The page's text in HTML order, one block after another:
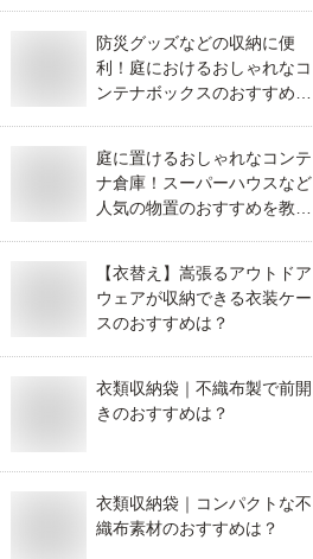
防災グッズなどの収納に便
利！庭におけるおしゃれなコ
ンテナボックスのおすすめを
庭に置けるおしゃれなコンテ
ナ倉庫！スーパーハウスなど
人気の物置のおすすめを教え
【衣替え】嵩張るアウトドア
ウェアが収納できる衣装ケー
スのおすすめは？
衣類収納袋｜不織布製で前開
きのおすすめは？
衣類収納袋｜コンパクトな不
織布素材のおすすめは？